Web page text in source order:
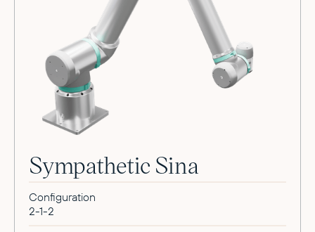
Sympathetic Sina
Configuration
2-1-2